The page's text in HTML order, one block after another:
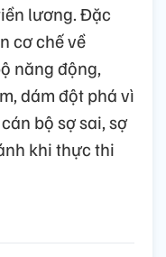
lương. Đặc
cơ chế về
năng động,
dám đột phá vì
bộ sợ sai, sợ
khi thực thi